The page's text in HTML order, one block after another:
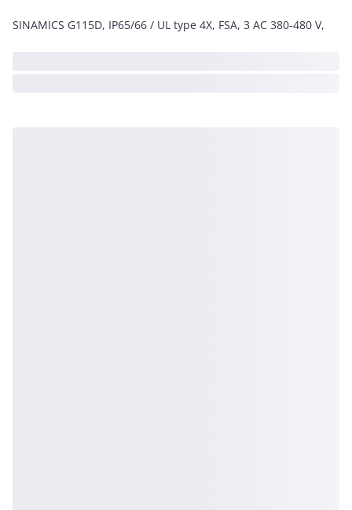
SINAMICS G115D, IP65/66 / UL type 4X, FSA, 3 AC 380-480 V,